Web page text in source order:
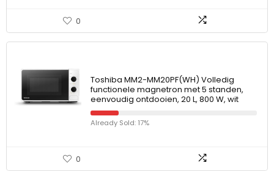
0
Toshiba MM2-MM20PF(WH) Volledig
functionele magnetron met 5 standen,
eenvoudig ontdooien, 20 L, 800 W, wit
Already Sold: 17%
0